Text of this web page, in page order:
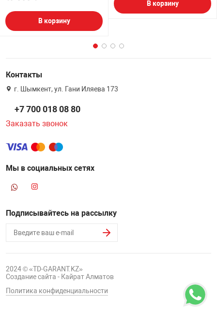
В корзину
В корзину
Контакты
г. Шымкент, ул. Гани Иляева 173
+7 700 018 08 80
Заказать звонок
Мы в социальных сетях
Подписывайтесь на рассылку
2024 © «TD-GARANT.KZ»
Создание сайта - Кайрат Алматов
Политика конфиденциальности